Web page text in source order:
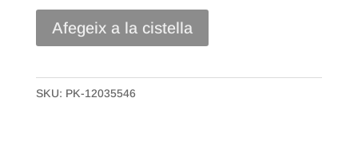
quantitat
Afegeix a la cistella
SKU: PK-12035546